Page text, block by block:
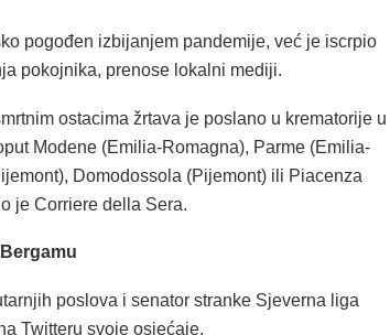
pogođen izbijanjem pandemije, već je iscrpio
pokojnika, prenose lokalni mediji.
ostacima žrtava je poslano u krematorije u
Modene (Emilia-Romagna), Parme (Emilia-
Domodossola (Pijemont) ili Piacenza
je Corriere della Sera.
poslova i senator stranke Sjeverna liga
Twitteru svoje osjećaje.